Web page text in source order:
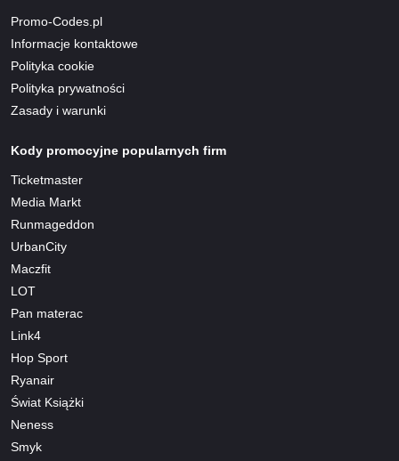
Promo-Codes.pl
Informacje kontaktowe
Polityka cookie
Polityka prywatności
Zasady i warunki
Kody promocyjne popularnych firm
Ticketmaster
Media Markt
Runmageddon
UrbanCity
Maczfit
LOT
Pan materac
Link4
Hop Sport
Ryanair
Świat Książki
Neness
Smyk